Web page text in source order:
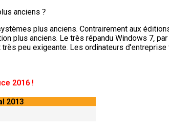
anciens ?
plus anciens. Contrairement aux
plus anciens. Le très répandu Windows 7,
peu exigeante. Les ordinateurs
2016 !
2013